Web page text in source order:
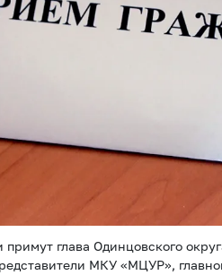
глава Одинцовского
МКУ «МЦУР»,